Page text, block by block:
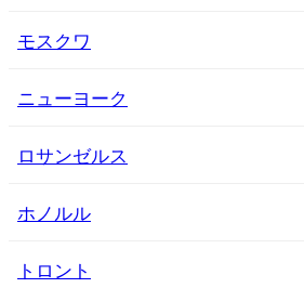
モスクワ
ニューヨーク
ロサンゼルス
ホノルル
トロント